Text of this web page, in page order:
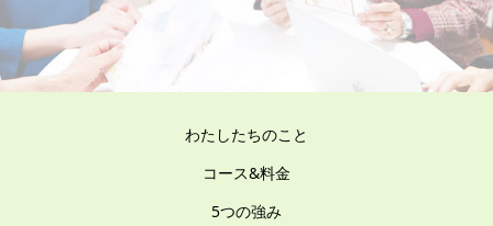
わたしたちのこと
コース&料金
5つの強み